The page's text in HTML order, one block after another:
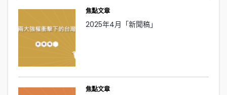
焦點文章
2025年4月「新聞稿」
焦點文章